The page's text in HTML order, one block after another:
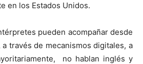
en los Estados Unidos.
pueden acompañar desde
través de mecanismos digitales, a
no hablan inglés y